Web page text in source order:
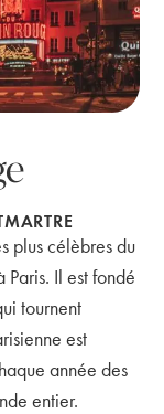
plus célèbres du
Il est fondé
tournent
est
année des
entier.